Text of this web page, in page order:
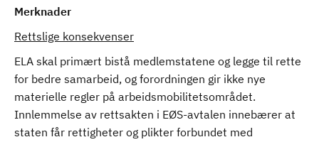
Merknader
Rettslige konsekvenser
ELA skal primært bistå medlemstatene og legge til rette
for bedre samarbeid, og forordningen gir ikke nye
materielle regler på arbeidsmobilitetsområdet.
Innlemmelse av rettsakten i EØS-avtalen innebærer at
staten får rettigheter og plikter forbundet med